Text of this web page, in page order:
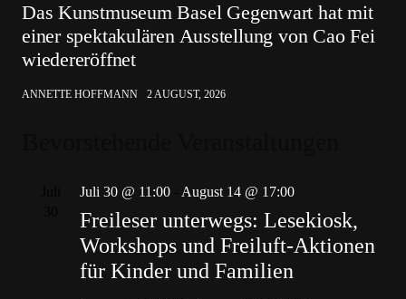
Das Kunstmuseum Basel Gegenwart hat mit
einer spektakulären Ausstellung von Cao Fei
wiedereröffnet
ANNETTE HOFFMANN 2 AUGUST, 2026
Juli 30 @ 11:00 August 14 @ 17:00
Freileser unterwegs: Lesekiosk,
Workshops und Freiluft-Aktionen
für Kinder und Familien